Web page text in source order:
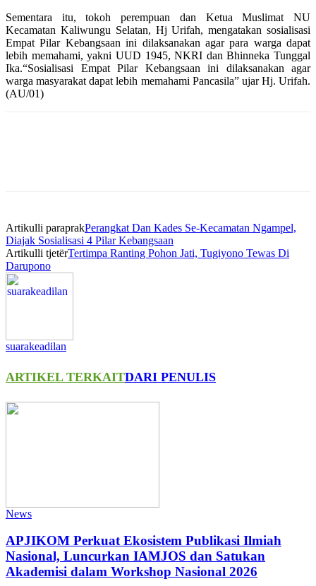
Sementara itu, tokoh perempuan dan Ketua Muslimat NU
Kecamatan Kaliwungu Selatan, Hj Urifah, mengatakan sosialisasi
Empat Pilar Kebangsaan ini dilaksanakan agar para warga dapat
lebih memahami, yakni UUD 1945, NKRI dan Bhinneka Tunggal
Ika.“Sosialisasi Empat Pilar Kebangsaan ini dilaksanakan agar
warga masyarakat dapat lebih memahami Pancasila” ujar Hj. Urifah.
(AU/01)
Artikulli paraprakPerangkat Dan Kades Se-Kecamatan Ngampel,
Diajak Sosialisasi 4 Pilar Kebangsaan
Artikulli tjetërTertimpa Ranting Pohon Jati, Tugiyono Tewas Di
Darupono
suarakeadilan
ARTIKEL TERKAITDARI PENULIS
News
APJIKOM Perkuat Ekosistem Publikasi Ilmiah
Nasional, Luncurkan IAMJOS dan Satukan
Akademisi dalam Workshop Nasional 2026